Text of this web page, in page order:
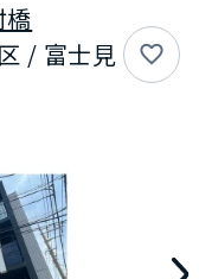
/ 富士見